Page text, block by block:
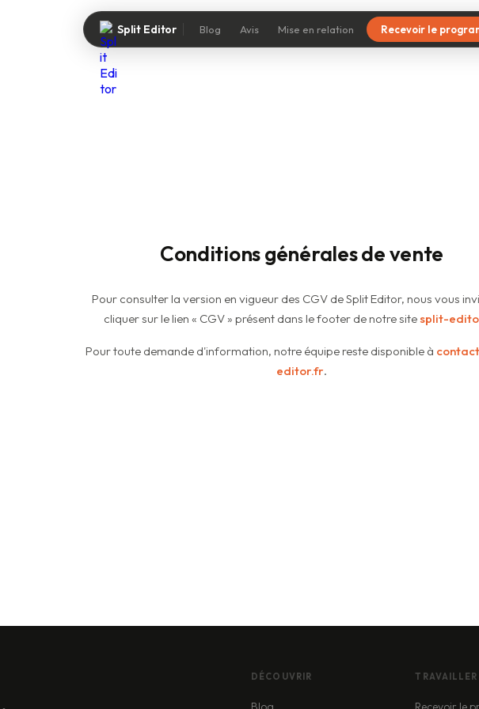
Split Editor Blog Avis Mise en relation Recevoir le
Conditions générales de vente
Pour consulter la version en vigueur des CGV de Split Editor, nous vous
cliquer sur le lien « CGV » présent dans le footer de notre sitesplit-
Pour toute demande d'information, notre équipe reste disponible à
editor.fr.
DÉCOUVRIR